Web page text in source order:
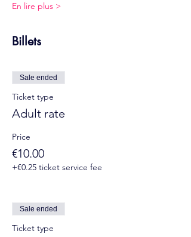
En lire plus >
Billets
Sale ended
Ticket type
Adult rate
Price
€10.00
+€0.25 ticket service fee
Sale ended
Ticket type